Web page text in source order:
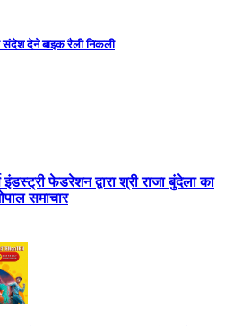
संदेश देने बाइक रैली निकली
फेडरेशन द्वारा श्री राजा बुंदेला का
समाचार